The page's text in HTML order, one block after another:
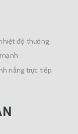
độ thường
nắng trực tiếp